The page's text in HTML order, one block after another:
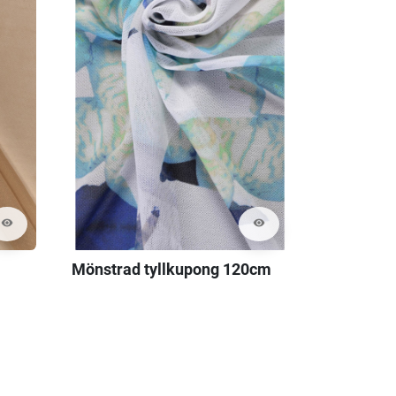
visibility visibility
Mönstrad tyllkupong 120cm